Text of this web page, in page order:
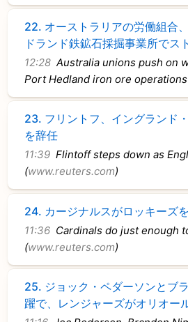
22. オーストラリアの労働組合
ドランド鉄鉱石採掘事業所でス
12:28 Australia unions push on
Port Hedland iron ore
23. フリントフ、イングランド
を辞任
11:39 Flintoff steps down as
(www.reuters.com)
24. カージナルスがロッキーズ
11:36 Cardinals do just enough
(www.reuters.com)
25. ジョック・ペダーソンとブ
躍で、レンジャーズがオリオー